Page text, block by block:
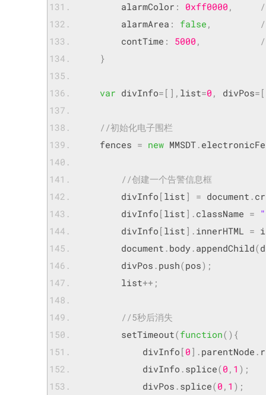
        alarmColor
: 0xff0000 ,
        alarmArea
: false ,
        contTime
: 5000 ,
}
var divInfo=[], list=0 , divPos
//初始化电子围栏
	fences
= new MMSDT.
        divInfo
[ list ] = document .
        divInfo
[ list ]. className =
        divInfo
[ list ]. innerHTML =
        document
. body. appendChild(
        divPos
. push(pos);
        list
++;
//5秒后消失
        setTimeout
(function(){
        	divInfo
[ 0 ]. parentNode .
        	divInfo
. splice(0 , 1 );
        	divPos
. splice(0 , 1 );